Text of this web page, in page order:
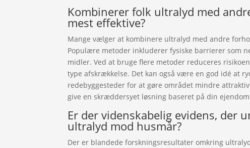
Kombinerer folk ultralyd med
mest effektive?
Mange vælger at kombinere ultralyd med andre
Populære metoder inkluderer fysiske barrierer som
midler. Ved at bruge flere metoder reduceres
type afskrækkelse. Det kan også være en god idé at
redebyggesteder for at gøre området mindre
give en skræddersyet løsning baseret på din
Er der videnskabelig evidens, der
ultralyd mod husmår?
Der er blandede forskningsresultater omkring